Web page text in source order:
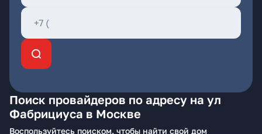
Поиск провайдеров по адресу на ул
Фабрициуса в Москве
Воспользуйтесь поиском, чтобы найти свой дом